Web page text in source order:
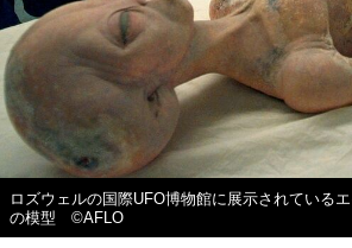
ロズウェルの国際UFO博物館に展示されている
の模型 ©AFLO